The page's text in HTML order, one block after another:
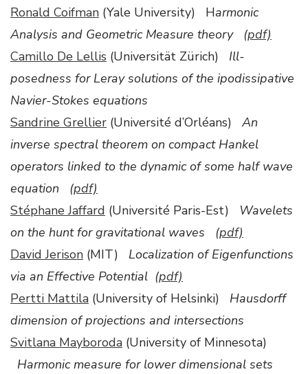
Ronald Coifman (Yale University) Harmonic
Analysis and Geometric Measure theory (pdf)
Camillo De Lellis (Universität Zürich) Ill-
posedness for Leray solutions of the ipodissipative
Navier-Stokes equations
Sandrine Grellier (Université d’Orléans) An
inverse spectral theorem on compact Hankel
operators linked to the dynamic of some half wave
equation (pdf)
Stéphane Jaffard (Université Paris-Est) Wavelets
on the hunt for gravitational waves (pdf)
David Jerison (MIT) Localization of Eigenfunctions
via an Effective Potential (pdf)
Pertti Mattila (University of Helsinki) Hausdorff
dimension of projections and intersections
Svitlana Mayboroda (University of Minnesota)
Harmonic measure for lower dimensional sets